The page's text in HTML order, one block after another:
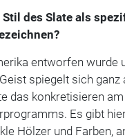
Stil des Slate als
entworfen wurde
spiegelt sich
das konkretisieren
Es gibt
Hölzer und Farben,